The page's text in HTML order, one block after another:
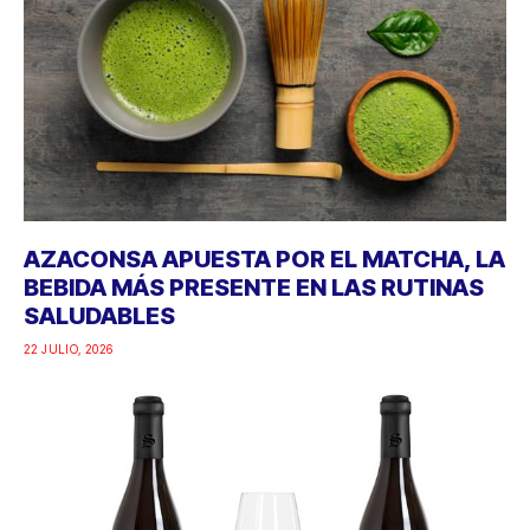
AZACONSA APUESTA POR EL MATCHA, LA
BEBIDA MÁS PRESENTE EN LAS RUTINAS
SALUDABLES
22 JULIO, 2026